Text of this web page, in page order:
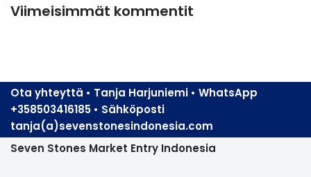
Viimeisimmät kommentit
Ota yhteyttä • Tanja Harjuniemi • WhatsApp
+358503416185 • Sähköposti
tanja(a)sevenstonesindonesia.com
Seven Stones Market Entry Indonesia